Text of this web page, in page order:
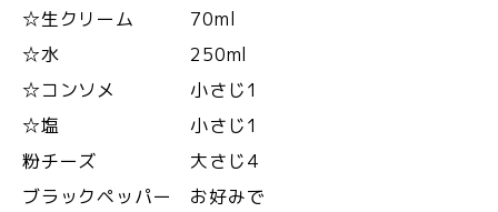
☆生クリーム 70ml
☆水 250ml
☆コンソメ 小さじ1
☆塩 小さじ1
粉チーズ 大さじ4
ブラックペッパー お好みで